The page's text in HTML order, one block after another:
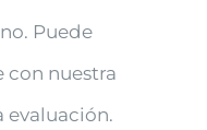
Puede
nuestra
evaluación.